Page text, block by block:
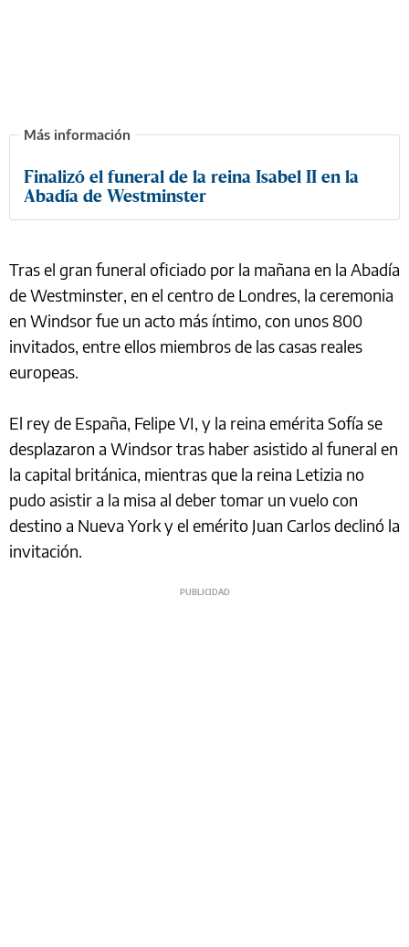
Finalizó el funeral de la reina Isabel II en la
Abadía de Westminster
Tras el gran funeral oficiado por la mañana en la Abadía
de Westminster, en el centro de Londres, la ceremonia
en Windsor fue un acto más íntimo, con unos 800
invitados, entre ellos miembros de las casas reales
europeas.
El rey de España, Felipe VI, y la reina emérita Sofía se
desplazaron a Windsor tras haber asistido al funeral en
la capital británica, mientras que la reina Letizia no
pudo asistir a la misa al deber tomar un vuelo con
destino a Nueva York y el emérito Juan Carlos declinó la
invitación.